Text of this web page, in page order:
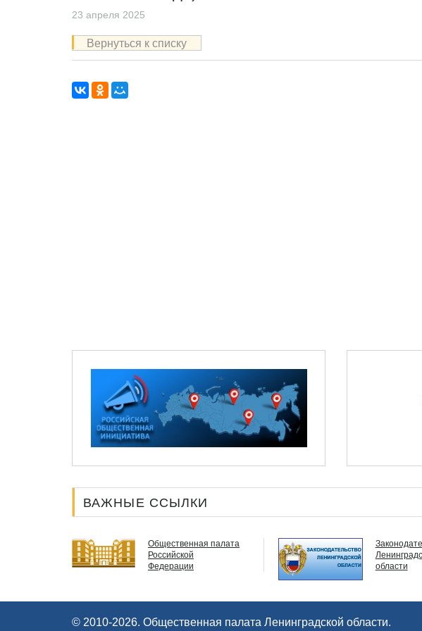
23 апреля 2025
Вернуться к списку
ВАЖНЫЕ ССЫЛКИ
Общественная палата
Российской
Федерации
Законодательство
Ленинградской
области
© 2010-2026. Общественная палата Ленинградской области.